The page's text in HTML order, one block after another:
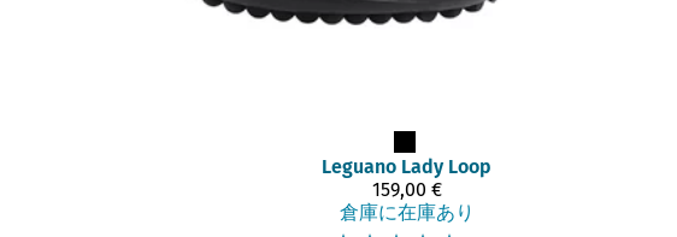
Leguano Lady Loop
159,00 €
倉庫に在庫あり